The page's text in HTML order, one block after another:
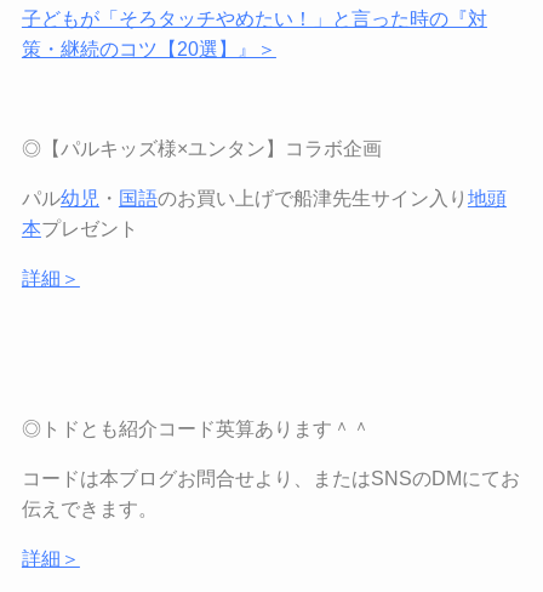
子どもが「そろタッチやめたい！」と言った時の『対
策・継続のコツ【20選】』＞
◎【パルキッズ様×ユンタン】コラボ企画
パル幼児 ・ 国語のお買い上げで船津先生サイン入り 地頭
本プレゼント
詳細＞
◎トドとも紹介コード英算あります＾＾
コードは本ブログお問合せより、またはSNSのDMにてお
伝えできます。
詳細＞